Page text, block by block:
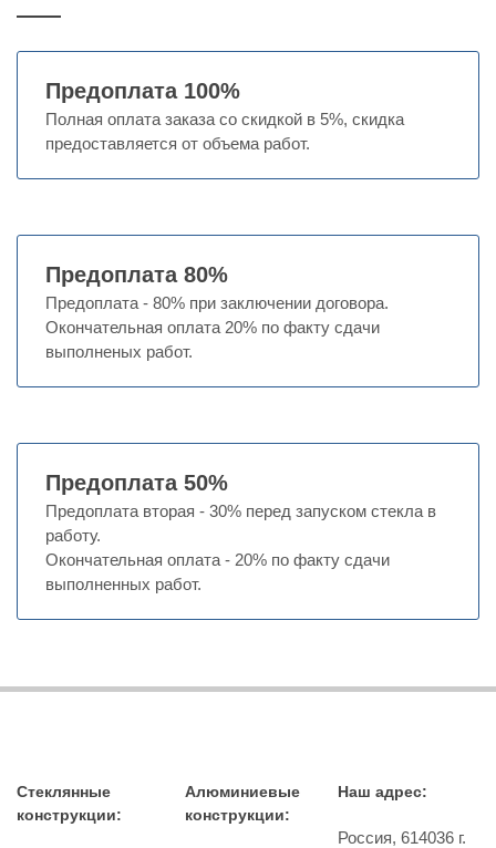
Предоплата 100%
Полная оплата заказа со скидкой в 5%, скидка
предоставляется от объема работ.
Предоплата 80%
Предоплата - 80% при заключении договора.
Окончательная оплата 20% по факту сдачи
выполненых работ.
Предоплата 50%
Предоплата вторая - 30% перед запуском стекла в
работу.
Окончательная оплата - 20% по факту сдачи
выполненных работ.
Стеклянные
конструкции:
Алюминиевые
конструкции:
Наш адрес:
Россия, 614036г.